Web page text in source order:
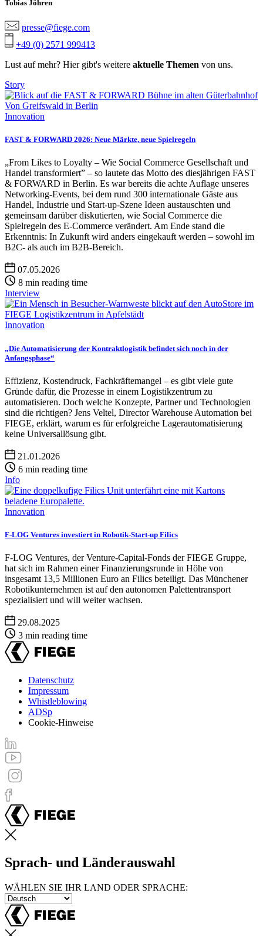
Tobias Jöhren
presse@fiege.com
+49 (0) 2571 999413
Lust auf mehr? Hier gibt's weitere aktuelle Themen von uns.
Story
Innovation
FAST & FORWARD 2026: Neue Märkte, neue Spielregeln
„From Likes to Loyalty – Wie Social Commerce Gesellschaft und
Handel transformiert” – so lautete das Motto des diesjährigen FAST
& FORWARD in Berlin. Es war bereits die achte Auflage unseres
Networking-Events, bei dem rund 300 internationale Gäste aus
Handel, Industrie und Start-up-Szene Ideen austauschten und
gemeinsam darüber diskutierten, wie Social Commerce die
Spielregeln des E-Commerce verändert. Am Ende stand die
Erkenntnis: In Zukunft wird anders eingekauft werden – sowohl im
B2C- als auch im B2B-Bereich.
07.05.2026
8 min reading time
Interview
Innovation
„Die Automatisierung der Kontraktlogistik befindet sich noch in der
Anfangsphase“
Effizienz, Kostendruck, Fachkräftemangel – es gibt viele gute
Gründe dafür, die Prozesse in einem Logistikzentrum zu
automatisieren. Doch welche Konzepte, Partner und Technologien
sind die richtigen? Jens Veltel, Director Warehouse Automation bei
FIEGE, erklärt, warum es für erfolgreiche Lagerautomatisierung
keine Universallösung gibt.
21.01.2026
6 min reading time
Info
Innovation
F-LOG Ventures investiert in Robotik-Start-up Filics
F-LOG Ventures, der Venture-Capital-Fonds der FIEGE Gruppe,
hat sich im Rahmen einer Finanzierungsrunde in Höhe von
insgesamt 13,5 Millionen Euro an Filics beteiligt. Das Münchener
Robotikunternehmen ist auf den autonomen Palettentransport
spezialisiert und will weiter wachsen.
29.08.2025
3 min reading time
Footer
menu
Datenschutz
Impressum
Whistleblowing
ADSp
Cookie-Hinweise
Sprach- und Länderauswahl
WÄHLEN SIE IHR LAND ODER SPRACHE: